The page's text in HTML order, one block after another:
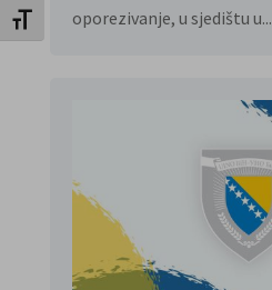
Uključi / isključi veličinu fonta
oporezivanje, u sjedištu u...